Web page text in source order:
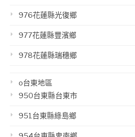
976花蓮縣光復鄉
977花蓮縣豐濱鄉
978花蓮縣瑞穗鄉
o台東地區
950台東縣台東市
951台東縣綠島鄉